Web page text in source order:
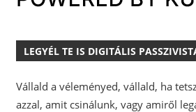
LEGYÉL TE IS DIGITÁLIS
Vállald a véleményed, vállald, ha
azzal, amit csinálunk, vagy amiről